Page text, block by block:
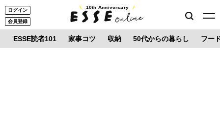
ログイン
会員登録
10th Anniversary
ESSE読者101 家事コツ 収納 50代からの暮らし フー